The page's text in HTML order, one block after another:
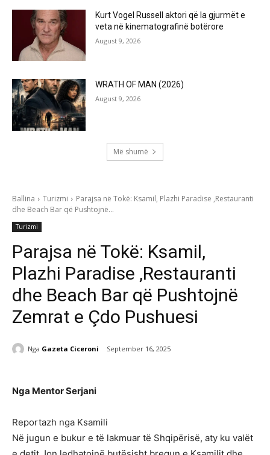
Kurt Vogel Russell aktori që la gjurmët e
veta në kinematografinë botërore
August 9, 2026
WRATH OF MAN (2026)
August 9, 2026
Më shumë